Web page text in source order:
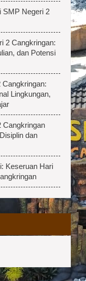
SMP Negeri 2
2 Cangkringan:
dan Potensi
Lingkungan,
Cangkringan
dan
Keseruan Hari